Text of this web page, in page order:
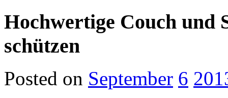
Hochwertige Couch und
schützen
Posted on September 6